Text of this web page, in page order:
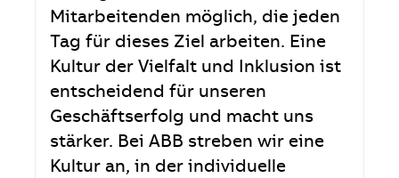
Mitarbeitenden möglich, die jeden
Tag für dieses Ziel arbeiten. Eine
Kultur der Vielfalt und Inklusion ist
entscheidend für unseren
Geschäftserfolg und macht uns
stärker. Bei ABB streben wir eine
Kultur an, in der individuelle